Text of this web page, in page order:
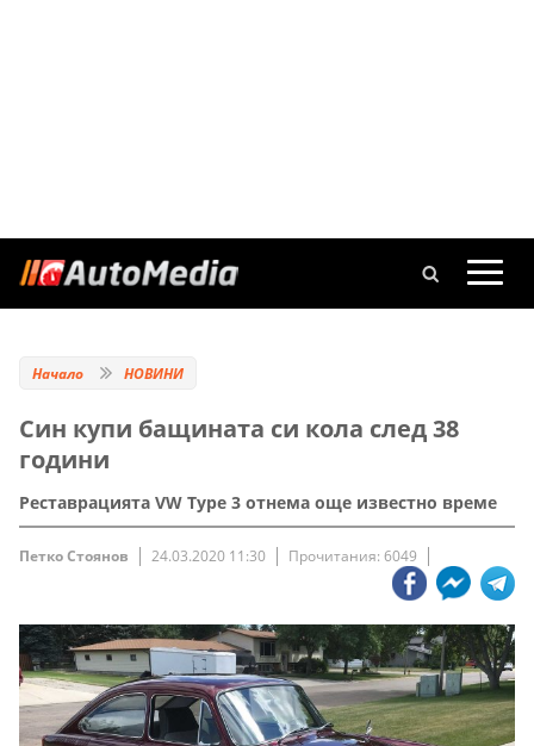
Начало НОВИНИ
Син купи бащината си кола след 38
години
Реставрацията VW Type 3 отнема още известно време
Петко Стоянов 24.03.2020 11:30 Прочитания: 6049